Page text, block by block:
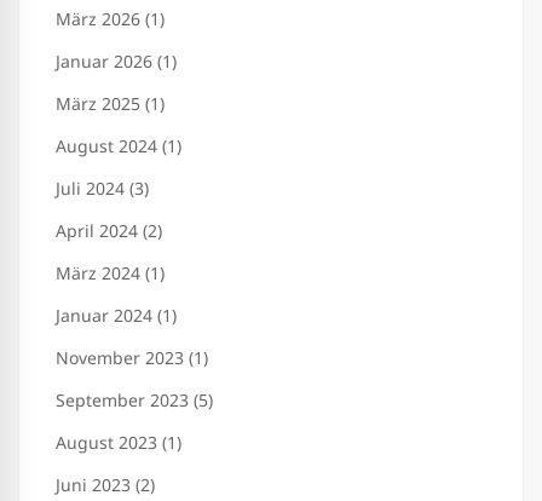
März 2026 (1)
Januar 2026 (1)
März 2025 (1)
August 2024 (1)
Juli 2024 (3)
April 2024 (2)
März 2024 (1)
Januar 2024 (1)
November 2023 (1)
September 2023 (5)
August 2023 (1)
Juni 2023 (2)